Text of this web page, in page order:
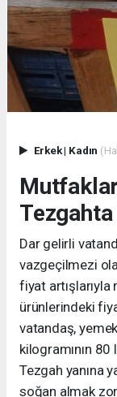
Erkek| Kadın
Tezgahta
Dar gelirli
vazgeçilmezi
fiyat artışlarıyla
ürünlerindeki
vatandaş,
kilogramının 80
Tezgah yanına
soğan almak